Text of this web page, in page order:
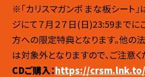
※「カリスマガンボ まな板シート」
ジにて７月２７日(日)23:59までに
方への限定特典となります。他の
は対象外となりますので、ご注意く
CDご購入：https://